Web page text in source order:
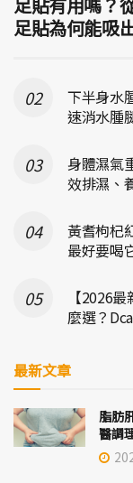
足貼為何能吸
下半身水
速消水腫
身體濕氣
效排濕、
黃耆枸杞
最好要喝
【2026
麼選？
最新文章
脂肪
醫調